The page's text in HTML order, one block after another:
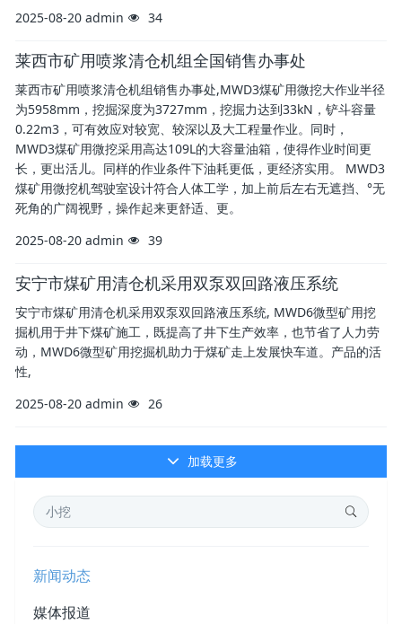
2025-08-20 admin 34
莱西市矿用喷浆清仓机组全国销售办事处
莱西市矿用喷浆清仓机组销售办事处,MWD3煤矿用微挖大作业半径
为5958mm，挖掘深度为3727mm，挖掘力达到33kN，铲斗容量
0.22m3，可有效应对较宽、较深以及大工程量作业。同时，
MWD3煤矿用微挖采用高达109L的大容量油箱，使得作业时间更
长，更出活儿。同样的作业条件下油耗更低，更经济实用。 MWD3
煤矿用微挖机驾驶室设计符合人体工学，加上前后左右无遮挡、°无
死角的广阔视野，操作起来更舒适、更。
2025-08-20 admin 39
安宁市煤矿用清仓机采用双泵双回路液压系统
安宁市煤矿用清仓机采用双泵双回路液压系统, MWD6微型矿用挖
掘机用于井下煤矿施工，既提高了井下生产效率，也节省了人力劳
动，MWD6微型矿用挖掘机助力于煤矿走上发展快车道。产品的活
性,
2025-08-20 admin 26
加载更多
新闻动态
媒体报道